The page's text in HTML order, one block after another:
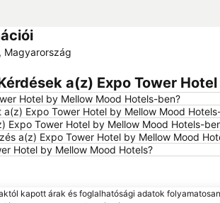
Magyarország
a(z) Expo Tower
Hotel by Mellow Mood Hotels-ben?
Expo Tower Hotel by Mellow Mood
Expo Tower Hotel by Mellow Mood Hotels-
a(z) Expo Tower Hotel by Mellow Mood
Hotel by Mellow Mood Hotels?
kapott árak és foglalhatósági adatok